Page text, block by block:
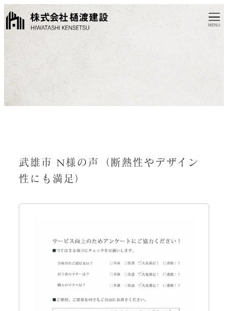
MENU
武雄市 N様の声（断熱性やデザイン
性にも満足）